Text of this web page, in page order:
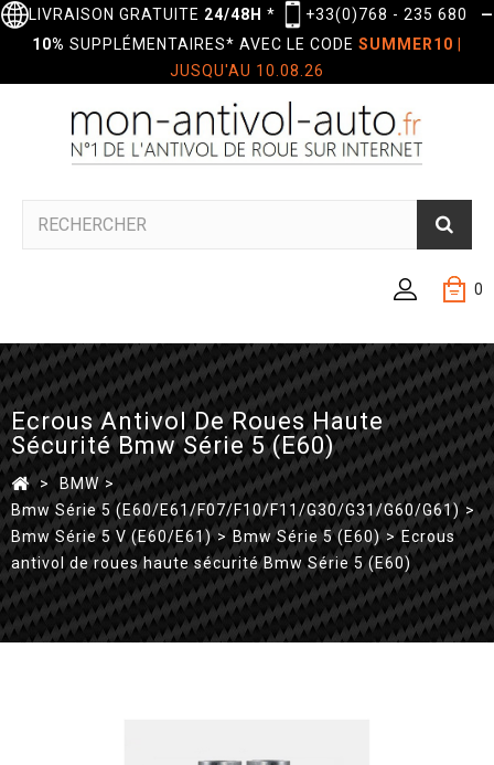
LIVRAISON GRATUITE 24/48H * +33(0)768 - 235 680
—
10% SUPPLÉMENTAIRES* AVEC LE CODE SUMMER10
JUSQU'AU 10.08.26
0
Ecrous Antivol De Roues Haute
Sécurité Bmw Série 5 (E60)
> BMW >
Bmw Série 5 (E60/E61/F07/F10/F11/G30/G31/G60/G61) >
Bmw Série 5 V (E60/E61) > Bmw Série 5 (E60) > Ecrous
antivol de roues haute sécurité Bmw Série 5 (E60)